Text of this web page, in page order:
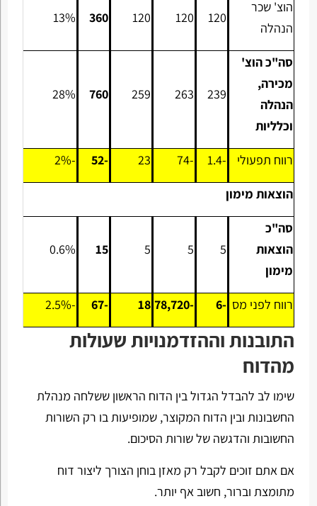
הוצ' שכר
הנהלה
120
120
120
360
13%
סה"כ הוצ'
מכירה,
הנהלה
וכלליות
239
263
259
760
28%
רווח תפעולי -1.4
-74
23
-52
-2%
הוצאות מימון
סה"כ
הוצאות
מימון
5
5
5
15
0.6%
רווח לפני מס -6
-78,720
18
-67
-2.5%
התובנות וההזדמנויות שעולות
מהדוח
שימו לב להבדל הגדול בין הדוח הראשון ששלחה מנהלת
החשבונות ובין הדוח המקוצר, שמופיעות בו רק השורות
החשובות והדגשה של שורות הסיכום.
אם אתם זוכים לקבל רק מאזן בוחן הצורך ליצור דוח
מתומצת וברור, חשוב אף יותר.